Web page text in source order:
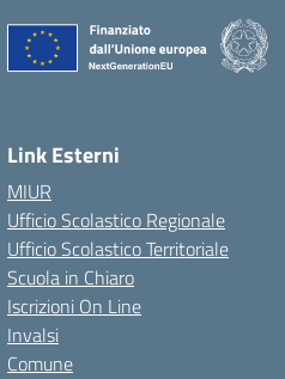
Link Esterni
MIUR
Ufficio Scolastico Regionale
Ufficio Scolastico Territoriale
Scuola in Chiaro
Iscrizioni On Line
Invalsi
Comune